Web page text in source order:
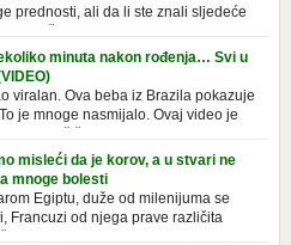
prednosti, ali da li ste znali sljedeće
u klasičnoj, plavoj kutiji,
formule, jeste nezamenljiv inventar
ljudi se ne odvajaju od nje, pa je
minuta nakon rođenja… Svi u
viralan. Ova beba iz Brazila pokazuje
je mnoge nasmijalo. Ovaj video je
babica, pregledalo ga je preko 80
u čudu nakon što su vidjeli kako
misleći da je korov, a u stvari ne
mnoge bolesti
Egiptu, duže od milenijuma se
Francuzi od njega prave različita